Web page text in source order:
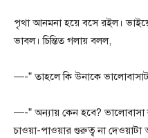
পৃথা আনমনা হয়ে বসে রইল।
ভাবল। চিন্তিত গলায় বলল,
—-” তাহলে কি উনাকে
—-” অন্যায় কেন হবে? ভালোবাসা
চাওয়া-পাওয়ার গুরুত্ব না দেওয়াটা